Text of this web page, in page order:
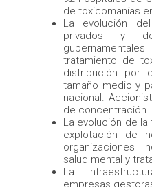
de toxicomanías
La evolución
privados y
tratamiento de
distribución por
tamaño medio y
nacional.
de concentración
La evolución de
explotación de
organizaciones
salud mental y
La
empresas